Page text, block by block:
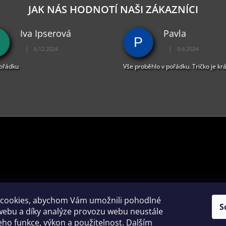
abychom Vám umožnili pohodlné
a díky analýze provozu webu neustále
funkce, výkon a použitelnost. Dalším
D
A
I
JAK NÁS HODNOTÍ NAŠI ZÁKAZNÍCI
Iva Ipserová
Hodnocení obchodu je 5 z 5 hvězdiček.
| 6.12.2024 P
Pavla
Hodnocení obchodu
| 9.6.2024
Vše proběhlo v pořádku. Tričko je